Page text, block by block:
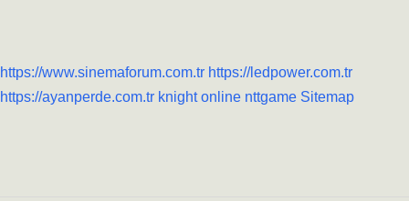
https://www.sinemaforum.com.tr https://ledpower.com.tr
https://ayanperde.com.tr knight online nttgame Sitemap